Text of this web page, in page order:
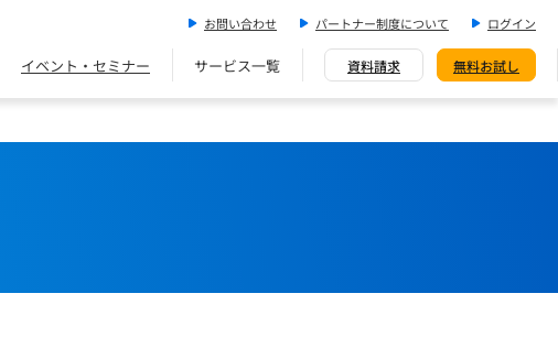
お問い合わせ パートナー制度について ログイン
イベント・セミナー サービス一覧 資料請求 無料お試し